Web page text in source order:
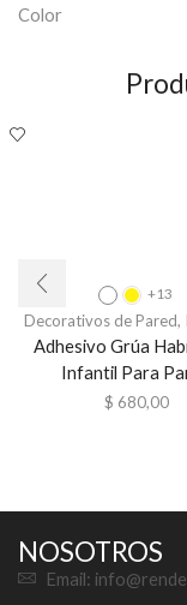
Color
+13
Decorativos de Pared,
Adhesivo Grúa
Infantil Para
$ 680,00
NOSOTROS
Email: